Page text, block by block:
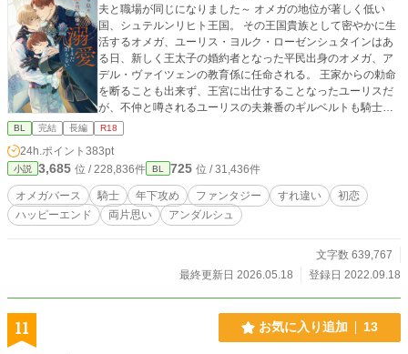
夫と職場が同じになりました～ オメガの地位が著しく低い
国、シュテルンリヒト王国。 その王国貴族として密やかに生
活するオメガ、ユーリス・ヨルク・ローゼンシュタインはあ
る日、新しく王太子の婚約者となった平民出身のオメガ、ア
デル・ヴァイツェンの教育係に任命される。 王家からの勅命
を断ることも出来ず、王宮に出仕することなったユーリスだ
が、不仲と噂されるユーリスの夫兼番のギルベルトも騎士と
して仕えることになっており――。 不仲であるとは思わな
い。けれど、好かれているとも思えない。 顔を会わせるのは
三か月に一度の発情期のときだけ。 そんな夫とともにユーリ
スはアデルを取り巻く陰謀に巻き込まれていく。 愛情表現が
下手くそすぎる不器用な攻め(α)×健気で一途なだけれど自己
評価が低い受け(Ω)のふたりが、未来の王太子妃の教育係に任
命されたことをきっかけに距離を縮めていくお話です。 R-18
奨励賞をいただきました。 投票してくださった方々、本当に
BL 完結 長編 R18
24h.ポイント 383pt
小説 3,685 位 / 228,836件 BL 725 位 / 31,436件
オメガバース 騎士 年下攻め ファンタジー すれ違い
初恋
ハッピーエンド
両片思い アンダルシュ
文字数 639,767
最終更新日 2026.05.18
登録日 2022.09.18
11 お気に入り追加 13